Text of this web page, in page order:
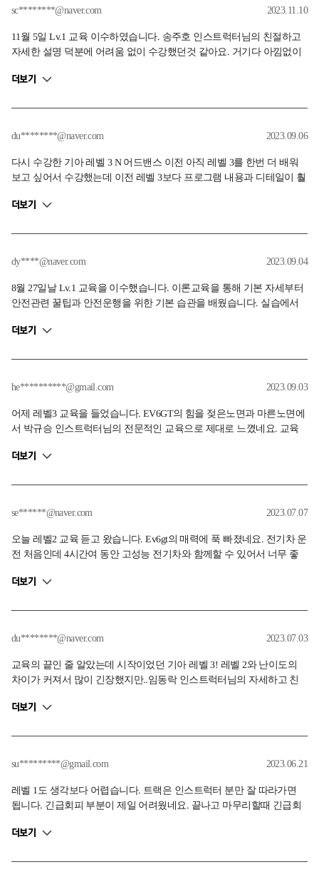
sc********@naver.com 2023.11.10
11월 5일 Lv.1 교육 이수하였습니다. 송주호 인스트럭터님의 친절하고
자세한 설명 덕분에 어려움 없이 수강했던것 같아요. 거기다 아낌없이
도 잘 따라와 주셔서 더욱 더 재밌는 시간이였어요.
더보기
du********@naver.com 2023.09.06
다시 수강한 기아 레벨 3 N 어드밴스 이전 아직 레벨 3를 한번 더 배워
보고 싶어서 수강했는데 이전 레벨 3보다 프로그램 내용과 디테일이 훨
했을 때와 안했을 때의 차이를 몸으로 느껴볼 수 있었고 고속 주회로 주
을 체험할 수 있었습니다. 서킷 주행 역시 모든 모드를 이용하여 부족함
에 놀랐습니다. 앞으로도 기대됩니다.
더보기
dy****@naver.com 2023.09.04
8월 27일날 Lv.1 교육을 이수했습니다. 이론교육을 통해 기본 자세부터
안전관련 꿀팁과 안전운행을 위한 기본 습관을 배웠습니다. 실습에서
낄 수 있었고, 인스트럭터님이 제동위치에서 직접 보고 시선처리나 자
니다. 다목적 주행코스와 서킷에서는 EV6 GT line 모델의 주행성능과
처음부터 마지막까지 열정넘치는 지도 감사합니다~
더보기
he**********@gmail.com 2023.09.03
어제 레벨3 교육을 들었습니다. EV6GT의 힘을 젖은노면과 마른노면에
서 박규승 인스트럭터님의 전문적인 교육으로 제대로 느꼈네요. 교육
자람이 느껴져 레벨3를 재수강해야겠어요. 고속주회로와 서킷에 노면
수가 필요할 것 같아요..!
더보기
se******@naver.com 2023.07.07
오늘 레벨2 교육 듣고 왔습니다. Ev6gt의 매력에 푹 빠졌네요. 전기차 운
전 처음인데 4시간여 동안 고성능 전기차와 함께할 수 있어서 너무 좋
교육이 너무 좋았습니다. 한마디 한마디가 운전스킬향상에 큰 도움이
더보기
du********@naver.com 2023.07.03
교육의 끝인 줄 알았는데 시작이었던 기아 레벨 3! 레벨 2와 난이도의
차이가 커져서 많이 긴장했지만..임동락 인스트럭터님의 자세하고 친
는 즐거운 소풍 레벨 3부터는 다큐'라는 말이 있을 정도로 쉽지 않은 과
걱정했지만, 세밀하고 친절한 임동락 인스트럭터님의 설명 덕분에 계
그 느낌에 너무나도 많이 행복하게 배웠습니다.
더보기
su*********@gmail.com 2023.06.21
레벨 1도 생각보다 어렵습니다. 트랙은 인스트럭터 분만 잘 따라가면
됩니다. 긴급회피 부분이 제일 어려웠네요. 끝나고 마무리할때 긴급회
나왔으면 좋을것 같네요. 한가지 팁을 드리자면 운전 실력 비슷한 분들
터님 덕분에 즐거운 시간 보내고 왔습니다.
더보기